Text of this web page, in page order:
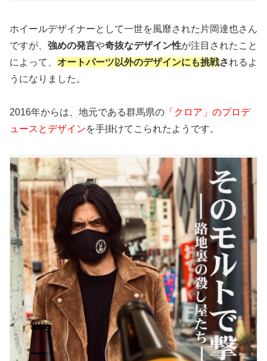
ホイールデザイナーとして一世を風靡された片岡達也さん
ですが、 強めの発言や奇抜なデザイン性が注目されたこと
によって、 オートパーツ以外のデザインにも挑戦されるよ
うになりました。
2016年からは、地元である群馬県の 「クロア」のプロデ
ュースとデザインを手掛けてこられたようです。